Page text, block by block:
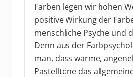
Farben legen wir hohen
positive Wirkung der
menschliche Psyche und
Denn aus der
man, dass warme,
Pastelltöne das